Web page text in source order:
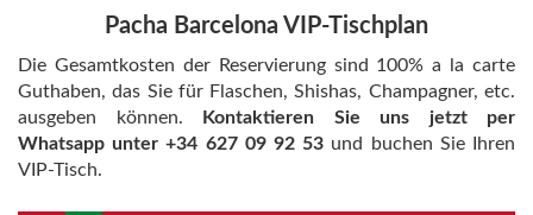
Pacha Barcelona VIP-Tischplan
Die Gesamtkosten der Reservierung sind 100% a la carte
Guthaben, das Sie für Flaschen, Shishas, Champagner, etc.
ausgeben können.
Kontaktieren Sie uns jetzt per
Whatsapp unter +34 627 09 92 53 und buchen Sie Ihren
VIP-Tisch.